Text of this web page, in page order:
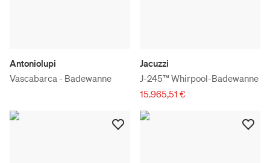
Antoniolupi
Vascabarca - Badewanne
Jacuzzi
J-245™ Whirpool-Badewanne
15.965,51 €